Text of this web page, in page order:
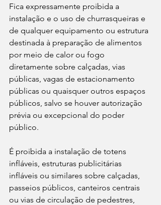
Fica expressamente proibida a
instalação e o uso de churrasqueiras e
de qualquer equipamento ou estrutura
destinada à preparação de alimentos
por meio de calor ou fogo
diretamente sobre calçadas, vias
públicas, vagas de estacionamento
públicas ou quaisquer outros espaços
públicos, salvo se houver autorização
prévia ou excepcional do poder
público.
É proibida a instalação de totens
infláveis, estruturas publicitárias
infláveis ou similares sobre calçadas,
passeios públicos, canteiros centrais
ou vias de circulação de pedestres,